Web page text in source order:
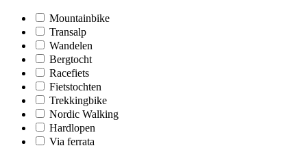
Mountainbike
Transalp
Wandelen
Bergtocht
Racefiets
Fietstochten
Trekkingbike
Nordic Walking
Hardlopen
Via ferrata